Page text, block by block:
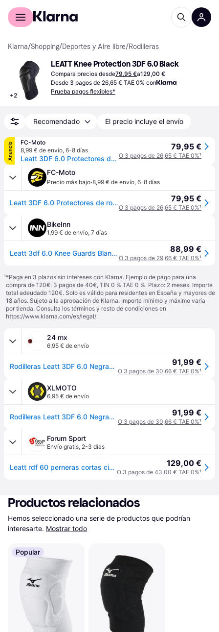
Comprar con Klarna
Klarna/Shopping/Deportes y Aire libre/Rodilleras
+2
LEATT Knee Protection 3DF 6.0 Black
Compara precios desde79,95 €a129,00 €
Desde 3 pagos de 26,65 € TAE 0% con
Prueba pagos flexibles*
Recomendado El precio incluye el envío
Anuncio
FC-Moto
8,99 € de envío, 6-8 días
Leatt 3DF 6.0 Protectores de rodilla
79,95 €
O 3 pagos de 26,65 € TAE 0%¹
FC-Moto
Precio más bajo·8,99 € de envío, 6-8 días
Leatt 3DF 6.0 Protectores de rodilla 79,95 €
O 3 pagos de 26,65 € TAE 0%¹
BikeInn
1,99 € de envío, 7 días
Leatt 3df 6.0 Knee Guards Blanco 2XL 88,99 €
O 3 pagos de 29,66 € TAE 0%¹
¹*Paga en 3 plazos sin intereses con Klarna. Ejemplo de pago para una
compra de 120€: 3 pagos de 40€, TIN 0 % TAE 0 %. Plazo: 2 meses. Importe
total adeudado 120€. Solo es válido para residentes en España y mayores de
18 años. Sujeto a la aprobación de Klarna. Importe mínimo y máximo varía
por tienda. Consulta los términos y resto de condiciones en
https://www.klarna.com/es/legal/.
24 mx
6,95 € de envío
Rodilleras Leatt 3DF 6.0 Negras XXL 91,99 €
O 3 pagos de 30,66 € TAE 0%¹
XLMOTO
6,95 € de envío
Rodilleras Leatt 3DF 6.0 Negras XXL 91,99 €
O 3 pagos de 30,66 € TAE 0%¹
Forum Sport
Envío gratis, 2-3 días
Leatt rdf 60 perneras cortas ciclismo - Blanco - XXL 129,00 €
O 3 pagos de 43,00 € TAE 0%¹
Productos relacionados
Hemos seleccionado una serie de productos que podrían
interesarte. Mostrar todo
Popular